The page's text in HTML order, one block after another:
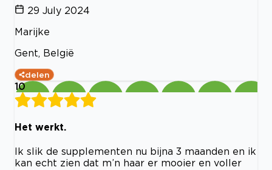
29 July 2024
Marijke
Gent, België
delen
10
Het werkt.
Ik slik de supplementen nu bijna 3 maanden en ik
kan echt zien dat m’n haar er mooier en voller